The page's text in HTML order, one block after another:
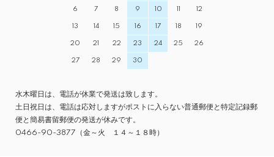
6 7 8 9 10 11 12
13 14 15 16 17 18 19
20 21 22 23 24 25 26
27 28 29 30
水木曜日は、電話が休業で発送は致します。
土日祝日は、電話は応対しますがポストに入らない普通郵便と特定記録郵
便と簡易書留郵便の発送が休みです。
0466-90-3877（金～火 １４～１８時）